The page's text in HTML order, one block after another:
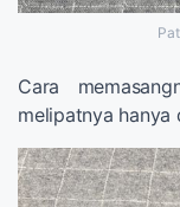
Cara
melipatnya hanya